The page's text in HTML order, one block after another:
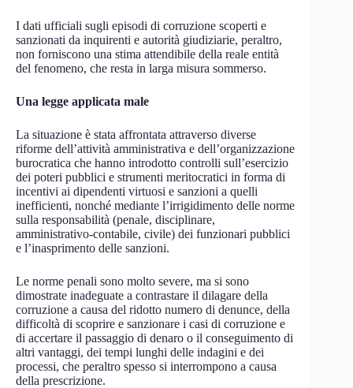
I dati ufficiali sugli episodi di corruzione scoperti e
sanzionati da inquirenti e autorità giudiziarie, peraltro,
non forniscono una stima attendibile della reale entità
del fenomeno, che resta in larga misura sommerso.
Una legge applicata male
La situazione è stata affrontata attraverso diverse
riforme dell’attività amministrativa e dell’organizzazione
burocratica che hanno introdotto controlli sull’esercizio
dei poteri pubblici e strumenti meritocratici in forma di
incentivi ai dipendenti virtuosi e sanzioni a quelli
inefficienti, nonché mediante l’irrigidimento delle norme
sulla responsabilità (penale, disciplinare,
amministrativo-contabile, civile) dei funzionari pubblici
e l’inasprimento delle sanzioni.
Le norme penali sono molto severe, ma si sono
dimostrate inadeguate a contrastare il dilagare della
corruzione a causa del ridotto numero di denunce, della
difficoltà di scoprire e sanzionare i casi di corruzione e
di accertare il passaggio di denaro o il conseguimento di
altri vantaggi, dei tempi lunghi delle indagini e dei
processi, che peraltro spesso si interrompono a causa
della prescrizione.